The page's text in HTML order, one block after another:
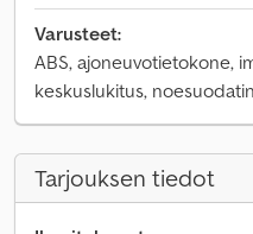
Varusteet:
ABS, ajoneuvotietokone,
keskuslukitus, noesuodatin
Tarjouksen tiedot